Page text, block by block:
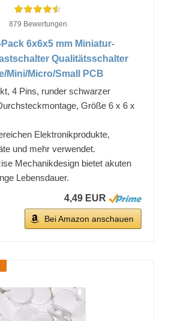
879 Bewertungen
6x6x5 mm Miniatur-
Qualitätsschalter
Mini/Micro/Small PCB
4 Pins, runder schwarzer
Größe 6 x 6 x
Elektronikprodukte,
und mehr verwendet.
Mechanikdesign bietet akuten
Lebensdauer.
4,49 EUR
Bei Amazon anschauen